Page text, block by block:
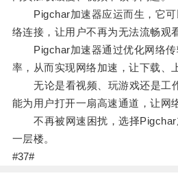
Pigchar加速器应运而生，它可
络连接，让用户不再为无法流畅观
Pigchar加速器通过优化网络传
率，从而实现网络加速，让下载、
无论是看视频、玩游戏还是工
能为用户打开一扇高速通道，让网
不再被网速困扰，选择Pigchar
一层楼。
#37#